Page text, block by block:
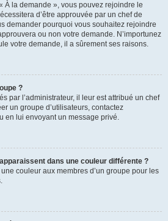
À la demande », vous pouvez rejoindre le
d’être approuvée par un chef de
demander pourquoi vous souhaitez rejoindre
ou non votre demande. N’importunez
votre demande, il a sûrement ses raisons.
?
par l’administrateur, il leur est attribué un chef
un groupe d’utilisateurs, contactez
en lui envoyant un message privé.
dans une couleur différente ?
couleur aux membres d’un groupe pour les